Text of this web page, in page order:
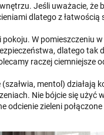
Jeśli uważacie, że
dlatego z
W pomieszczeniu
dlatego tak
raczej ciemniejsze
mentol) działają
Nie bójcie się
zieleni